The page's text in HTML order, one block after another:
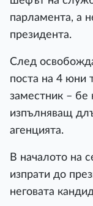
парламента, а
президента.
След
поста на 4 юни
заместник – бе
изпълняващ
агенцията.
В началото на
изпрати до
неговата